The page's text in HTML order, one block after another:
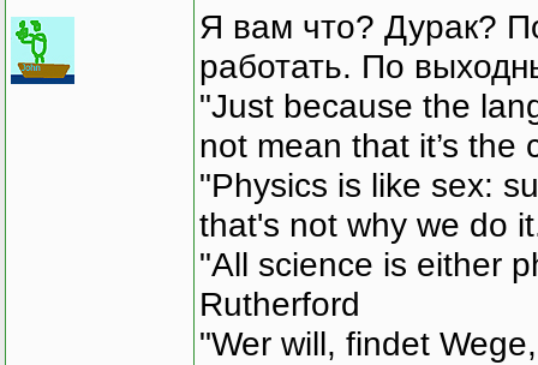
Я вам что? Дурак?
работать. По
"Just because the
not mean that it’s the
"Physics is like sex:
that's not why we do
"All science is either
Rutherford
"Wer will, findet